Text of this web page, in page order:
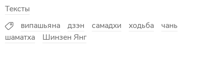
Тексты
випашьяна
дзэн самадхи ходьба
чань
шаматха
Шинзен Янг